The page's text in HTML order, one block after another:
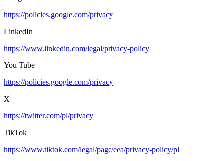
https://policies.google.com/privacy
LinkedIn
https://www.linkedin.com/legal/privacy-policy
You Tube
https://policies.google.com/privacy
X
https://twitter.com/pl/privacy
TikTok
https://www.tiktok.com/legal/page/eea/privacy-policy/pl